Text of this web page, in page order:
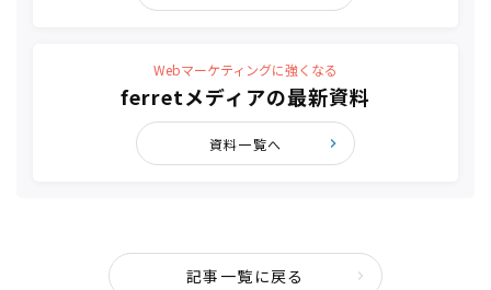
Webマーケティングに強くなる
ferretメディアの最新資料
資料一覧へ
記事一覧に戻る